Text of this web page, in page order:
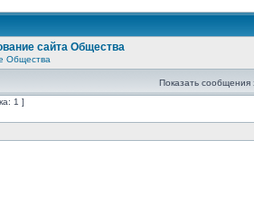
сайта Общества
Общества
Показать сообщения
1 ]